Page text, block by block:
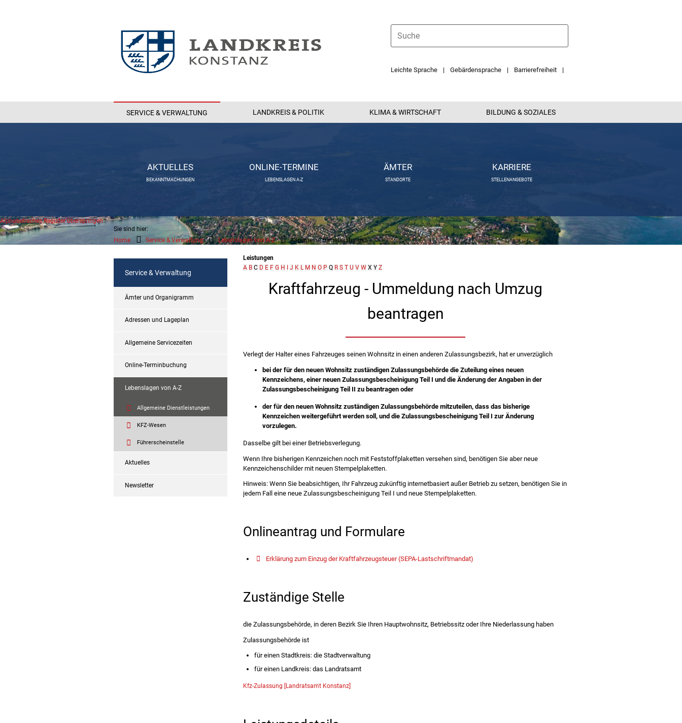
Leichte Sprache Gebärdensprache Barrierefreiheit
SERVICE & VERWALTUNG LANDKREIS & POLITIK KLIMA & WIRTSCHAFT BILDUNG & SOZIALES
AKTUELLES
BEKANNTMACHUNGEN
ONLINE-TERMINE
LEBENSLAGEN A-Z
ÄMTER
STANDORTE
KARRIERE
STELLENANGEBOTE
Sie sind hier:
Home
Service & Verwaltung Lebenslagen von A-Z Allgemeine Dienstleistungen
Service & Verwaltung
Ämter und Organigramm
Adressen und Lageplan
Allgemeine Servicezeiten
Online-Terminbuchung
Lebenslagen von A-Z
Allgemeine Dienstleistungen
KFZ-Wesen
Führerscheinstelle
Aktuelles
Newsletter
Leistungen
Alphabetisches Register überspringen
A B C D E F G H I J K L M N O P Q R S T U V W X Y Z
Kraftfahrzeug - Ummeldung nach Umzug
beantragen
Verlegt der Halter eines Fahrzeuges seinen Wohnsitz in einen anderen Zulassungsbezirk, hat er unverzüglich
bei der für den neuen Wohnsitz zuständigen Zulassungsbehörde die Zuteilung eines neuen
Kennzeichens, einer neuen Zulassungsbescheinigung Teil I und die Änderung der Angaben in der
Zulassungsbescheinigung Teil II zu beantragen oder
der für den neuen Wohnsitz zuständigen Zulassungsbehörde mitzuteilen, dass das bisherige
Kennzeichen weitergeführt werden soll, und die Zulassungsbescheinigung Teil I zur Änderung
vorzulegen.
Dasselbe gilt bei einer Betriebsverlegung.
Wenn Ihre bisherigen Kennzeichen noch mit Feststoffplaketten versehen sind, benötigen Sie aber neue
Kennzeichenschilder mit neuen Stempelplaketten.
Hinweis:Wenn Sie beabsichtigen, Ihr Fahrzeug zukünftig internetbasiert außer Betrieb zu setzen, benötigen Sie in
jedem Fall eine neue Zulassungsbescheinigung Teil I und neue Stempelplaketten.
Onlineantrag und Formulare
Erklärung zum Einzug der Kraftfahrzeugsteuer (SEPA-Lastschriftmandat)
Zuständige Stelle
die Zulassungsbehörde, in deren Bezirk Sie Ihren Hauptwohnsitz, Betriebssitz oder Ihre Niederlassung haben
Zulassungsbehörde ist
für einen Stadtkreis: die Stadtverwaltung
für einen Landkreis: das Landratsamt
Kfz-Zulassung [Landratsamt Konstanz]